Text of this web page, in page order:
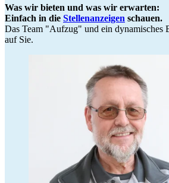
Was wir bieten und was wir erwarten:
Einfach in die Stellenanzeigen schauen.
Das Team "Aufzug" und ein dynamisches
auf Sie.